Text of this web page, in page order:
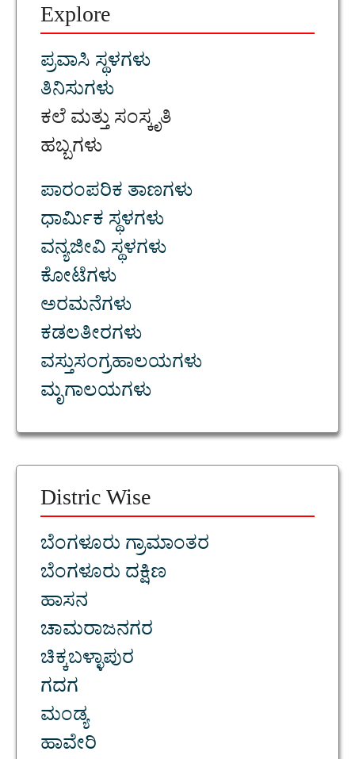
Explore
ಪ್ರವಾಸಿ ಸ್ಥಳಗಳು
ತಿನಿಸುಗಳು
ಕಲೆ ಮತ್ತು ಸಂಸ್ಕೃತಿ
ಹಬ್ಬಗಳು
ಪಾರಂಪರಿಕ ತಾಣಗಳು
ಧಾರ್ಮಿಕ ಸ್ಥಳಗಳು
ವನ್ಯಜೀವಿ ಸ್ಥಳಗಳು
ಕೋಟೆಗಳು
ಅರಮನೆಗಳು
ಕಡಲತೀರಗಳು
ವಸ್ತುಸಂಗ್ರಹಾಲಯಗಳು
ಮೃಗಾಲಯಗಳು
Distric Wise
ಬೆಂಗಳೂರು ಗ್ರಾಮಾಂತರ
ಬೆಂಗಳೂರು ದಕ್ಷಿಣ
ಹಾಸನ
ಚಾಮರಾಜನಗರ
ಚಿಕ್ಕಬಳ್ಳಾಪುರ
ಗದಗ
ಮಂಡ್ಯ
ಹಾವೇರಿ